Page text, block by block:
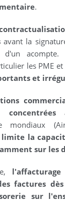
.
avant la
d'un acompte.
les PME et
et
mondiaux
limite la
sur les
factures
sur